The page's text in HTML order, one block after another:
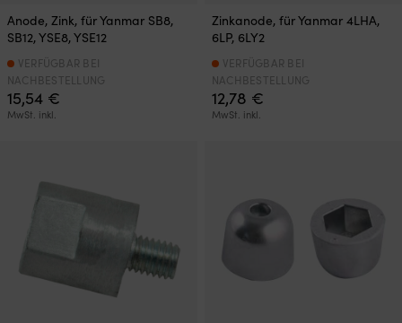
Anode, Zink, für Yanmar SB8,
SB12, YSE8, YSE12
15,54 €
MwSt. inkl.
VERFÜGBAR BEI
NACHBESTELLUNG
Zinkanode, für Yanmar 4LHA,
6LP, 6LY2
12,78 €
MwSt. inkl.
VERFÜGBAR BEI
NACHBESTELLUNG